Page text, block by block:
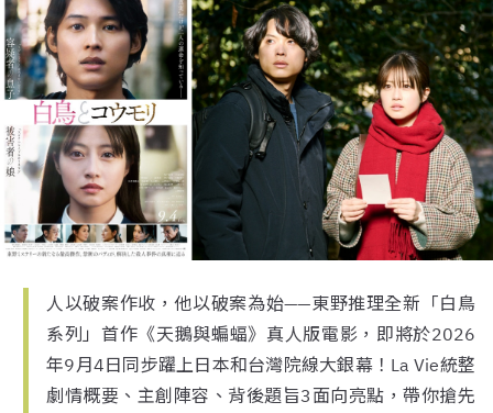
人以破案作收，他以破案為始——東野推理全新「白鳥
系列」首作《天鵝與蝙蝠》真人版電影，即將於2026
年9月4日同步躍上日本和台灣院線大銀幕！La Vie統整
劇情概要、主創陣容、背後題旨3面向亮點，帶你搶先